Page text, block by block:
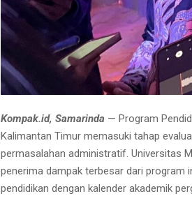
Kompak.id, Samarinda — Program
Kalimantan Timur memasuki tahap
permasalahan administratif. Universitas
penerima dampak terbesar dari program
pendidikan dengan kalender akademik